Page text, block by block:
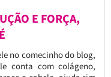
E FORÇA,
no comecinho do blog,
conta com colágeno,